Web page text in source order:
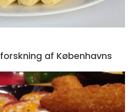
af Københavns